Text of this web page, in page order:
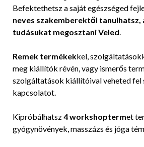
Befektethetsz a saját egészséged
neves szakemberektől tanulhatsz,
tudásukat megosztani Veled
Remek termékekkel,
meg kiállítók révén, vagy ismerős
szolgáltatások kiállítóival veheted fel
kapcsolatot.
Kipróbálhatsz4 workshoptermet
gyógynövények, masszázs és jóga